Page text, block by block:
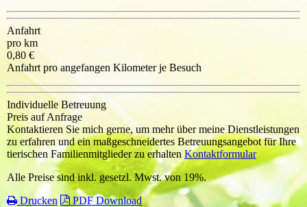
Anfahrt
pro km
0,80 €
Anfahrt pro angefangen Kilometer je Besuch
Individuelle Betreuung
Preis auf Anfrage
Kontaktieren Sie mich gerne, um mehr über meine Dienstleistungen
zu erfahren und ein maßgeschneidertes Betreuungsangebot für Ihre
tierischen Familienmitglieder zu erhalten Kontaktformular
Alle Preise sind inkl. gesetzl. Mwst. von 19%.
Drucken
PDF Download